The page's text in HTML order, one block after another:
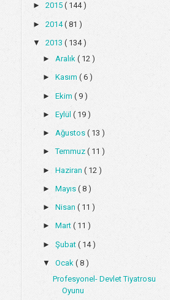
►2015( 144 )
►2014( 81 )
▼2013( 134 )
► Aralık ( 12 )
► Kasım ( 6 )
► Ekim ( 9 )
► Eylül ( 19 )
► Ağustos ( 13 )
►Temmuz ( 11 )
► Haziran ( 12 )
► Mayıs ( 8 )
► Nisan ( 11 )
► Mart ( 11 )
► Şubat ( 14 )
▼ Ocak ( 8 )
Profesyonel- Devlet Tiyatrosu
Oyunu